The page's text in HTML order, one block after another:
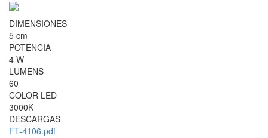
DIMENSIONES
5 cm
POTENCIA
4 W
LUMENS
60
COLOR LED
3000K
DESCARGAS
FT-4106.pdf